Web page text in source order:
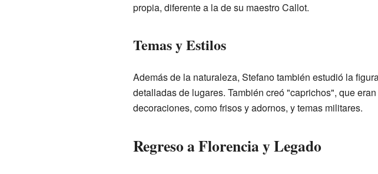
propia, diferente a la de su maestro Callot.
Temas y Estilos
Además de la naturaleza, Stefano también estudió la
detalladas de lugares. También creó "caprichos", que
decoraciones, como frisos y adornos, y temas militares.
Regreso a Florencia y Legado